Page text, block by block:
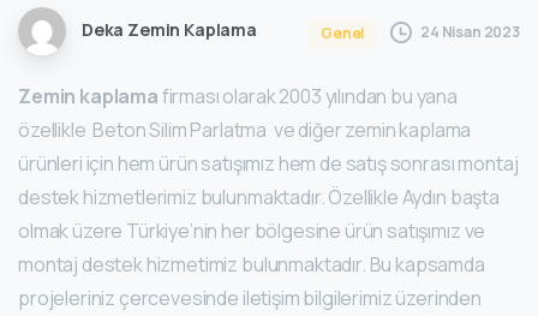
Deka Zemin Kaplama Genel 24 Nisan 2023
Zemin kaplamafirması olarak 2003 yılından bu yana
özellikle Beton Silim Parlatma ve diğer zemin kaplama
ürünleri için hem ürün satışımız hem de satış sonrası montaj
destek hizmetlerimiz bulunmaktadır. Özellikle Aydın başta
olmak üzere Türkiye’nin her bölgesine ürün satışımız ve
montaj destek hizmetimiz bulunmaktadır. Bu kapsamda
projeleriniz çercevesinde iletişim bilgilerimiz üzerinden